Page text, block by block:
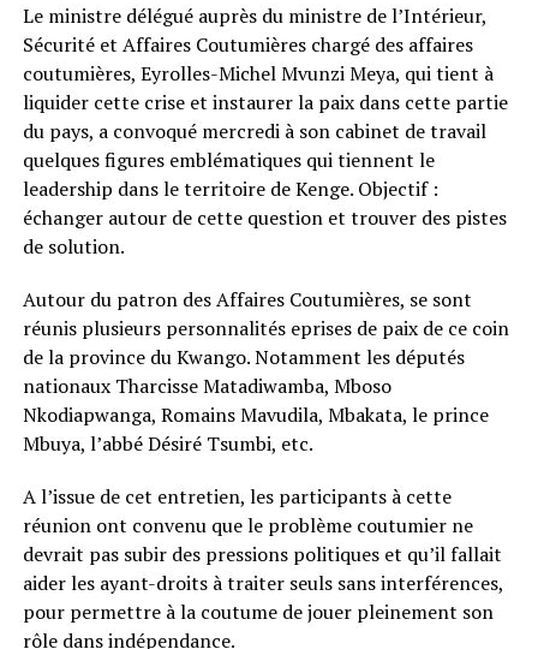
Le ministre délégué auprès du ministre de l’Intérieur,
Sécurité et Affaires Coutumières chargé des affaires
coutumières, Eyrolles-Michel Mvunzi Meya, qui tient à
liquider cette crise et instaurer la paix dans cette partie
du pays, a convoqué mercredi à son cabinet de travail
quelques figures emblématiques qui tiennent le
leadership dans le territoire de Kenge. Objectif :
échanger autour de cette question et trouver des pistes
de solution.
Autour du patron des Affaires Coutumières, se sont
réunis plusieurs personnalités eprises de paix de ce coin
de la province du Kwango. Notamment les députés
nationaux Tharcisse Matadiwamba, Mboso
Nkodiapwanga, Romains Mavudila, Mbakata, le prince
Mbuya, l’abbé Désiré Tsumbi, etc.
A l’issue de cet entretien, les participants à cette
réunion ont convenu que le problème coutumier ne
devrait pas subir des pressions politiques et qu’il fallait
aider les ayant-droits à traiter seuls sans interférences,
pour permettre à la coutume de jouer pleinement son
rôle dans indépendance.